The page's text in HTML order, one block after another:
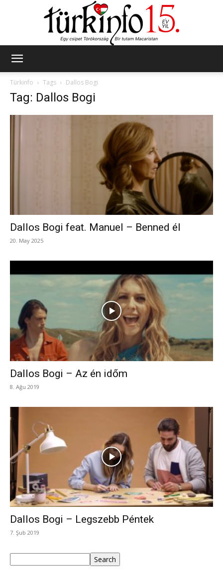
Türkinfo
Tags Dallos Bogi
Tag: Dallos Bogi
Dallos Bogi feat. Manuel – Benned él
20. May 2025
Dallos Bogi – Az én időm
8. Ağu 2019
Dallos Bogi – Legszebb Péntek
7. Şub 2019
Search